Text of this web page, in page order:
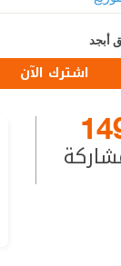
أبجد
اشترك الآن